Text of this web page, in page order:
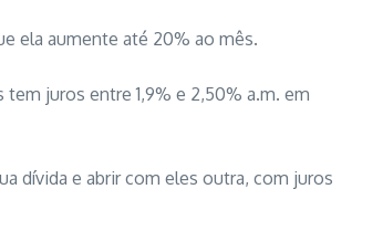
ela aumente até 20% ao mês.
tem juros entre 1,9% e 2,50% a.m. em
dívida e abrir com eles outra, com juros